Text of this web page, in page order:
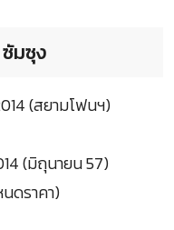
มซุง
(สยามโฟนฯ)
(มิถุนายน 57)
ดราคา)